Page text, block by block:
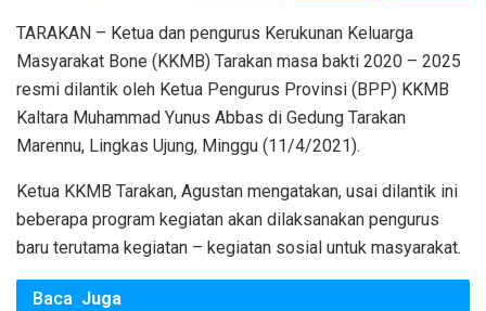
TARAKAN – Ketua dan pengurus Kerukunan Keluarga
Masyarakat Bone (KKMB) Tarakan masa bakti 2020 – 2025
resmi dilantik oleh Ketua Pengurus Provinsi (BPP) KKMB
Kaltara Muhammad Yunus Abbas di Gedung Tarakan
Marennu, Lingkas Ujung, Minggu (11/4/2021).
Ketua KKMB Tarakan, Agustan mengatakan, usai dilantik ini
beberapa program kegiatan akan dilaksanakan pengurus
baru terutama kegiatan – kegiatan sosial untuk masyarakat.
Baca Juga